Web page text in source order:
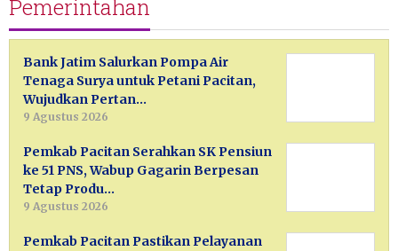
Pemerintahan
Bank Jatim Salurkan Pompa Air
Tenaga Surya untuk Petani Pacitan,
Wujudkan Pertan…
9 Agustus 2026
Pemkab Pacitan Serahkan SK Pensiun
ke 51 PNS, Wabup Gagarin Berpesan
Tetap Produ…
9 Agustus 2026
Pemkab Pacitan Pastikan Pelayanan